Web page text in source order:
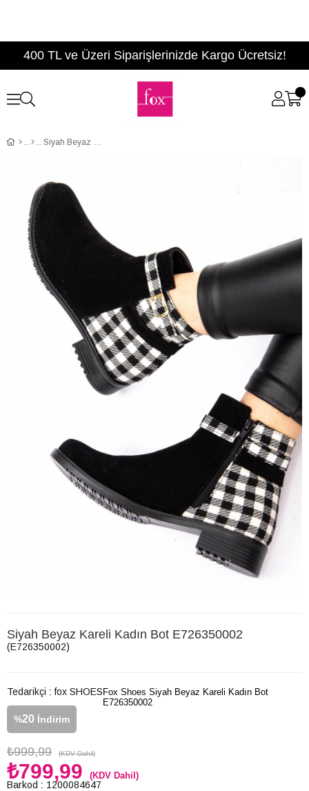
400 TL ve Üzeri Siparişlerinizde Kargo Ücretsiz!
Siyah Beyaz Kareli Kadın Bot E726350002
Siyah Beyaz Kareli Kadın Bot E726350002
(E726350002)
Tedarikçi : fox SHOES
%20 İndirim
₺999,99 (KDV Dahil)
₺799,99 (KDV Dahil)
Barkod : 1200084647
Fox Shoes Siyah Beyaz Kareli Kadın Bot
E726350002